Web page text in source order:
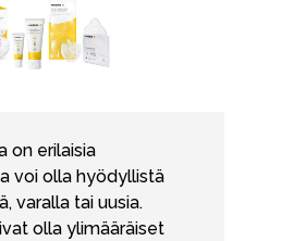
on erilaisia
voi olla hyödyllistä
varalla tai uusia.
olla ylimääräiset